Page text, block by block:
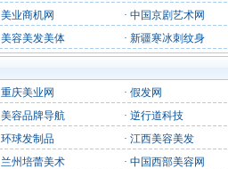
美业商机网 · 中国京剧艺术网
美容美发美体 · 新疆寒冰刺纹身
重庆美业网 · 假发网
美容品牌导航 · 逆行道科技
环球发制品 · 江西美容美发
兰州培蕾美术 · 中国西部美容网